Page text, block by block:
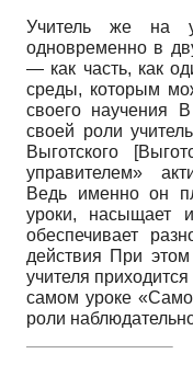
Учитель же на
одновременно в
— как часть, как
среды, которым
своего научения
своей роли
Вы­готского
[
управителем»
Ведь именно он
уроки, насыщает
обеспечивает
действия При этом
учителя
самом уроке
роли